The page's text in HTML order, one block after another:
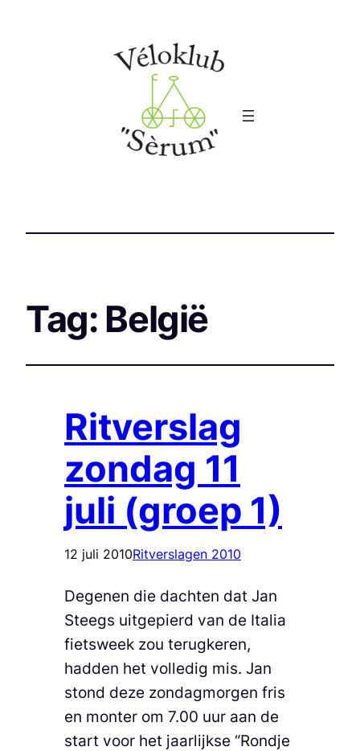
Tag: België
Ritverslag
zondag 11
juli (groep 1)
12 juli 2010Ritverslagen 2010
Degenen die dachten dat Jan
Steegs uitgepierd van de Italia
fietsweek zou terugkeren,
hadden het volledig mis. Jan
stond deze zondagmorgen fris
en monter om 7.00 uur aan de
start voor het jaarlijkse “Rondje